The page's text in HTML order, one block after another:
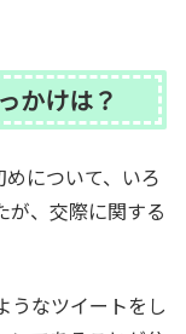
かけは？
について、いろ
が、交際に関する
うなツイートをし